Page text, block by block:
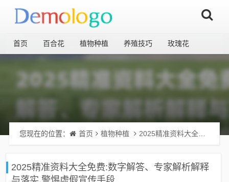
首页 百合花 植物种植 养殖技巧 玫瑰花
您现在的位置： 首页 植物种植 2025精准资料大全免费:数字解答、专家解析解释与落实​,警惕虚假宣传手段
2025精准资料大全免费:数字解答、专家解析解释
与落实​,警惕虚假宣传手段